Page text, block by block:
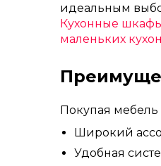
идеальным
Кухонные
маленьких
Покупая
Широкий
Удобная